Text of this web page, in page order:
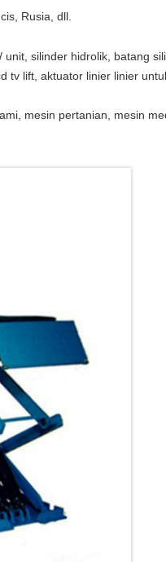
Rusia, dll.
silinder hidrolik, batang
lift, aktuator linier linier
mesin pertanian, mesin